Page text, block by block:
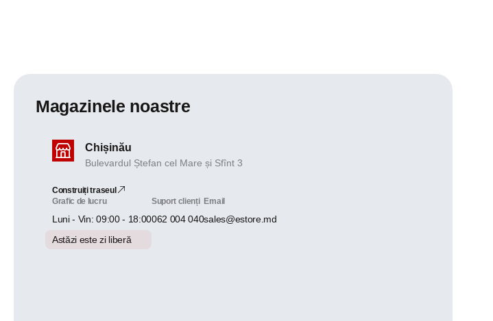
Magazinele noastre
Chișinău
Bulevardul Ștefan cel Mare și Sfînt 3
Construiți traseul
Grafic de lucru
Luni - Vin: 09:00 - 18:00
Astăzi este zi liberă
Suport clienți
062 004 040
Email
sales@estore.md